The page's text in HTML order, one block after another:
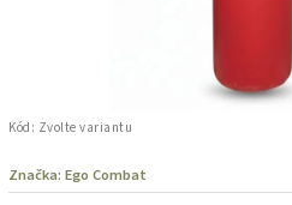
Kód: Zvolte variantu
Značka: Ego Combat